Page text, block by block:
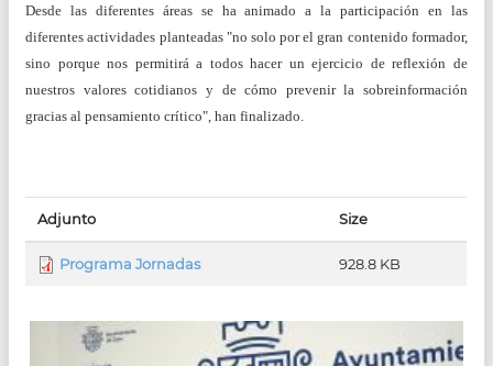
Desde las diferentes áreas se ha animado a la participación en las
diferentes actividades planteadas "no solo por el gran contenido formador,
sino porque nos permitirá a todos hacer un ejercicio de reflexión de
nuestros valores cotidianos y de cómo prevenir la sobreinformación
gracias al pensamiento crítico", han finalizado.
Adjunto Size
Programa Jornadas 928.8 KB